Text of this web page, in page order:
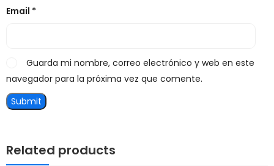
Email *
Guarda mi nombre, correo electrónico y web en este
navegador para la próxima vez que comente.
Related products